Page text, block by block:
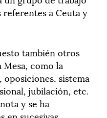
a Ceuta y
también otros
como la
sistema
jubilación, etc.
y se ha